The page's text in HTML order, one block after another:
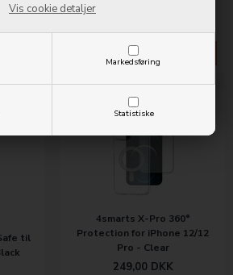
Markedsføring
Statistiske
Vis cookie detaljer
til
4smarts X-Pro 360°
Protection for iPhone 12/12
Pro - Clear
249,00 DKK